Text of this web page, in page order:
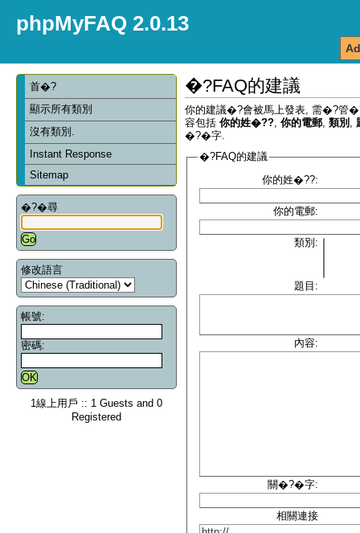
phpMyFAQ 2.0.13
首�?
顯示所有類別
沒有類別.
Instant Response
Sitemap
�?�尋
修改語言
帳號:
密碼:
1線上用戶 :: 1 Guests and 0
Registered
�?FAQ的建議
你的建議�?會被馬上發表, 需�?管
容包括 你的姓�?? 你的電郵 類別
�?�字.
�?FAQ的建議
你的姓�??:
你的電郵:
類別:
題目:
內容:
關�?�字:
相關連接